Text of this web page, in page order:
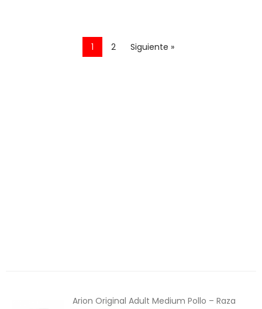
1 2 Siguiente »
Arion Original Adult Medium Pollo – Raza